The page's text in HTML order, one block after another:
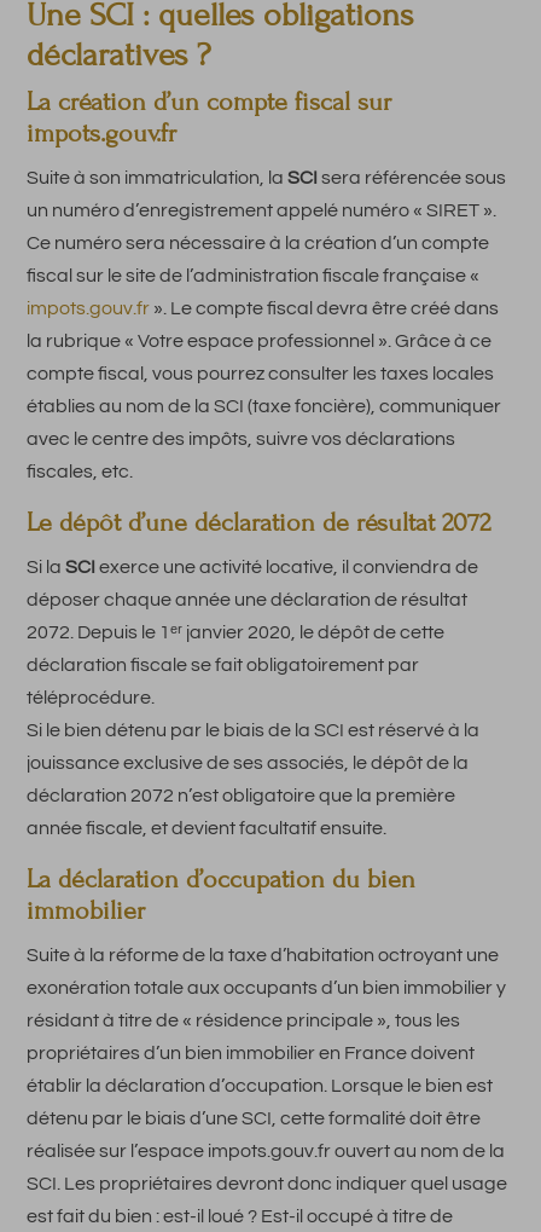
Une SCI : quelles obligations
déclaratives ?
La création d’un compte fiscal sur
impots.gouv.fr
Suite à son immatriculation, laSCI sera référencée sous
un numéro d’enregistrement appelé numéro « SIRET ».
Ce numéro sera nécessaire à la création d’un compte
fiscal sur le site de l’administration fiscale française «
impots.gouv.fr ». Le compte fiscal devra être créé dans
la rubrique « Votre espace professionnel ». Grâce à ce
compte fiscal, vous pourrez consulter les taxes locales
établies au nom de la SCI (taxe foncière), communiquer
avec le centre des impôts, suivre vos déclarations
fiscales, etc.
Le dépôt d’une déclaration de résultat 2072
Si laSCI exerce une activité locative, il conviendra de
déposer chaque année une déclaration de résultat
2072. Depuis le 1ᵉʳ janvier 2020, le dépôt de cette
déclaration fiscale se fait obligatoirement par
téléprocédure.
Si le bien détenu par le biais de la SCI est réservé à la
jouissance exclusive de ses associés, le dépôt de la
déclaration 2072 n’est obligatoire que la première
année fiscale, et devient facultatif ensuite.
La déclaration d’occupation du bien
immobilier
Suite à la réforme de la taxe d’habitation octroyant une
exonération totale aux occupants d’un bien immobilier y
résidant à titre de « résidence principale », tous les
propriétaires d’un bien immobilier en France doivent
établir la déclaration d’occupation. Lorsque le bien est
détenu par le biais d’une SCI, cette formalité doit être
réalisée sur l’espace impots.gouv.fr ouvert au nom de la
SCI. Les propriétaires devront donc indiquer quel usage
est fait du bien : est-il loué ? Est-il occupé à titre de